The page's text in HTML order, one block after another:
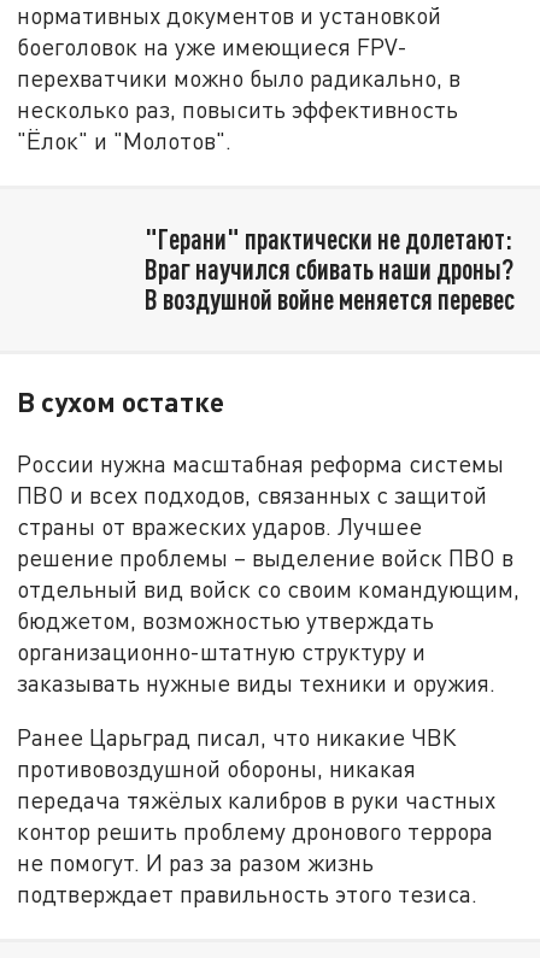
нормативных документов и установкой
боеголовок на уже имеющиеся FPV-
перехватчики можно было радикально, в
несколько раз, повысить эффективность
"Ёлок" и "Молотов".
"Герани" практически не долетают:
Враг научился сбивать наши дроны?
В воздушной войне меняется перевес
В сухом остатке
России нужна масштабная реформа системы
ПВО и всех подходов, связанных с защитой
страны от вражеских ударов. Лучшее
решение проблемы – выделение войск ПВО в
отдельный вид войск со своим командующим,
бюджетом, возможностью утверждать
организационно-штатную структуру и
заказывать нужные виды техники и оружия.
Ранее Царьград писал, что никакие ЧВК
противовоздушной обороны, никакая
передача тяжёлых калибров в руки частных
контор решить проблему дронового террора
не помогут. И раз за разом жизнь
подтверждает правильность этого тезиса.